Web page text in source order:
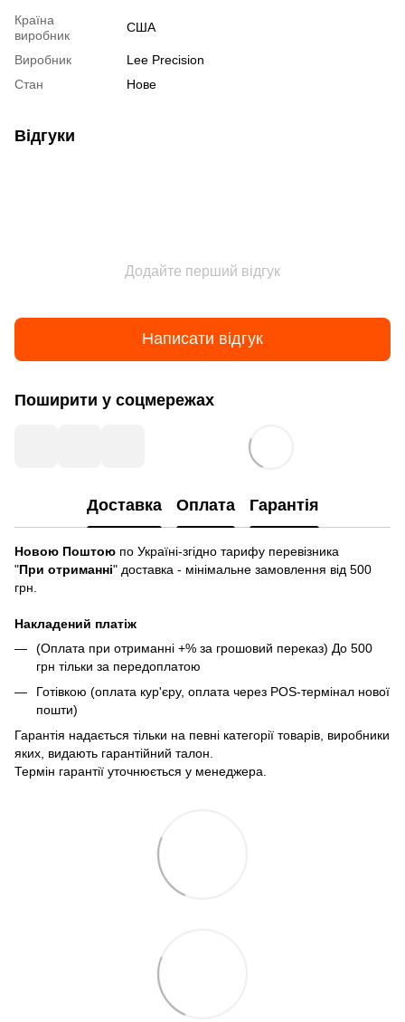
Країна
виробник
США
Виробник
Lee Precision
Стан
Нове
Відгуки
Додайте перший відгук
Написати відгук
Поширити у соцмережах
Доставка Оплата Гарантія
Новою Поштою по Україні-згідно тарифу перевізника
"При отриманні" доставка - мінімальне замовлення від 500
грн.
Накладений платіж
(Оплата при отриманні +% за грошовий переказ) До 500
грн тільки за передоплатою
Готівкою (оплата кур'єру, оплата через POS-термінал нової
пошти)
Гарантія надається тільки на певні категорії товарів, виробники
яких, видають гарантійний талон.
Термін гарантії уточнюється у менеджера.